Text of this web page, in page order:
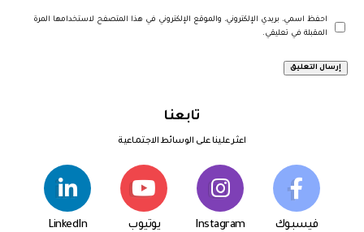
احفظ اسمي، بريدي الإلكتروني، والموقع الإلكتروني في هذا المتصفح لاستخدامها المرة
المقبلة في تعليقي.
تابعنا
اعثر علينا على الوسائط الاجتماعية
فيسبوك Instagram يوتيوب LinkedIn